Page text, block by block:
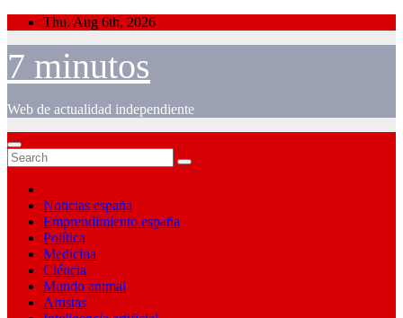
Skip
content
Thu. Aug 6th, 2026
7 minutos
Web de actualidad independiente
Noticias españa
Emprendimiento españa
Política
Medicina
Ciéncia
Mundo animal
Artistas